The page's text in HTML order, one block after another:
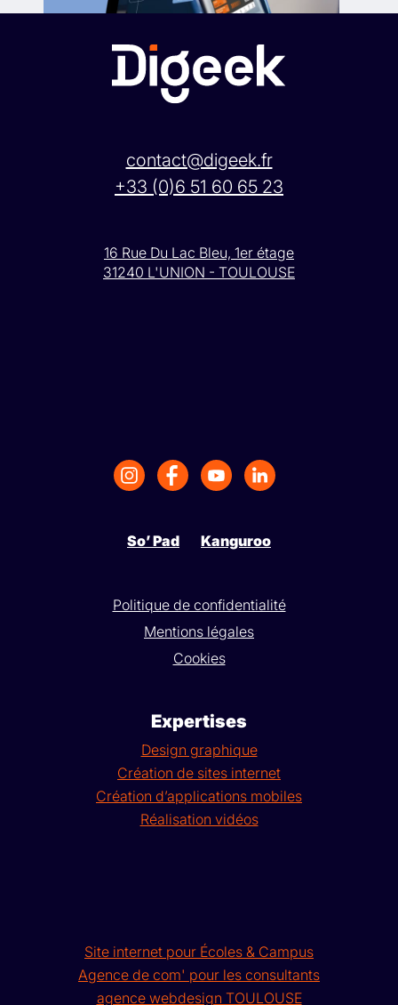
contact@digeek.fr
+33 (0)6 51 60 65 23
16 Rue Du Lac Bleu, 1er étage
31240 L'UNION - TOULOUSE
So’ Pad Kanguroo
Politique de confidentialité
Mentions légales
Cookies
Expertises
Design graphique
Création de sites internet
Création d’applications mobiles
Réalisation vidéos
Site internet pour Écoles & Campus
Agence de com' pour les consultants
agence webdesign TOULOUSE